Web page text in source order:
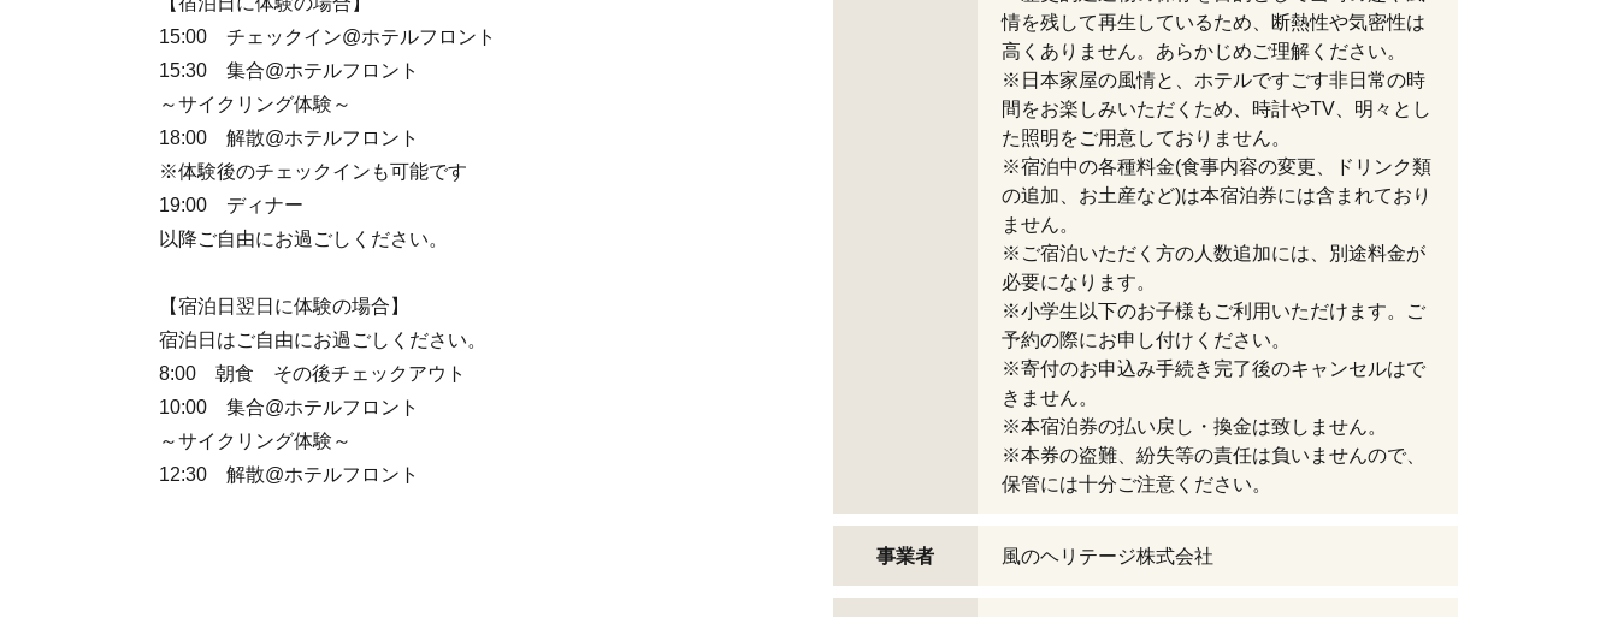
15:00 チェックイン@ホテルフロント
15:30 集合@ホテルフロント
～サイクリング体験～
18:00 解散@ホテルフロント
※体験後のチェックインも可能です
19:00 ディナー
以降ご自由にお過ごしください。
【宿泊日翌日に体験の場合】
宿泊日はご自由にお過ごしください。
8:00 朝食 その後チェックアウト
10:00 集合@ホテルフロント
～サイクリング体験～
12:30 解散@ホテルフロント
情を残して再生しているため、断熱性や気密性は
高くありません。あらかじめご理解ください。
※日本家屋の風情と、ホテルですごす非日常の時
間をお楽しみいただくため、時計やTV、明々とし
た照明をご用意しておりません。
※宿泊中の各種料金(食事内容の変更、ドリンク類
の追加、お土産など)は本宿泊券には含まれており
ません。
※ご宿泊いただく方の人数追加には、別途料金が
必要になります。
※小学生以下のお子様もご利用いただけます。ご
予約の際にお申し付けください。
※寄付のお申込み手続き完了後のキャンセルはで
きません。
※本宿泊券の払い戻し・換金は致しません。
※本券の盗難、紛失等の責任は負いませんので、
保管には十分ご注意ください。
事業者 風のヘリテージ株式会社